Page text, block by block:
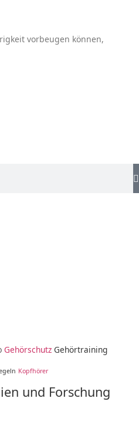
vorbeugen können,
Gehörschutz Gehörtraining
Kopfhörer
und Forschung